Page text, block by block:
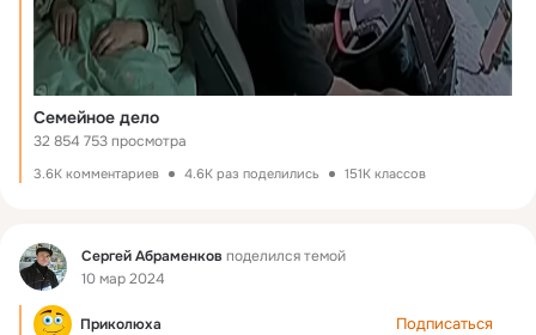
Семейное дело
32 854 753 просмотра
3.6K комментариев 4.6K раз поделились 151K классов
Фид Сергей Абраменков поделился темой
10 мар 2024
Приколюха Подписаться